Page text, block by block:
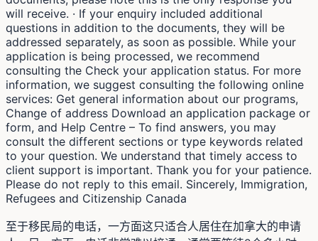
will receive. · If your enquiry included additional
questions in addition to the documents, they will be
addressed separately, as soon as possible. While your
application is being processed, we recommend
consulting the Check your application status. For more
information, we suggest consulting the following online
services: Get general information about our programs,
Change of address Download an application package or
form, and Help Centre – To find answers, you may
consult the different sections or type keywords related
to your question. We understand that timely access to
client support is important. Thank you for your patience.
Please do not reply to this email. Sincerely, Immigration,
Refugees and Citizenship Canada
至于移民局的电话，一方面这只适合人居住在加拿大的申请